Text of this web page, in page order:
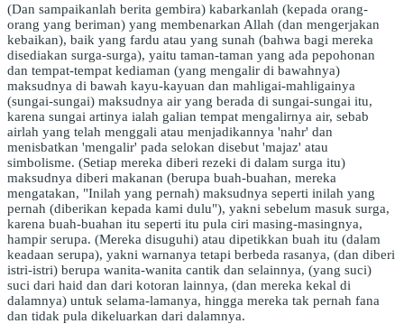
(Dan sampaikanlah berita gembira) kabarkanlah (kepada orang-
orang yang beriman) yang membenarkan Allah (dan mengerjakan
kebaikan), baik yang fardu atau yang sunah (bahwa bagi mereka
disediakan surga-surga), yaitu taman-taman yang ada pepohonan
dan tempat-tempat kediaman (yang mengalir di bawahnya)
maksudnya di bawah kayu-kayuan dan mahligai-mahligainya
(sungai-sungai) maksudnya air yang berada di sungai-sungai itu,
karena sungai artinya ialah galian tempat mengalirnya air, sebab
airlah yang telah menggali atau menjadikannya 'nahr' dan
menisbatkan 'mengalir' pada selokan disebut 'majaz' atau
simbolisme. (Setiap mereka diberi rezeki di dalam surga itu)
maksudnya diberi makanan (berupa buah-buahan, mereka
mengatakan, "Inilah yang pernah) maksudnya seperti inilah yang
pernah (diberikan kepada kami dulu"), yakni sebelum masuk surga,
karena buah-buahan itu seperti itu pula ciri masing-masingnya,
hampir serupa. (Mereka disuguhi) atau dipetikkan buah itu (dalam
keadaan serupa), yakni warnanya tetapi berbeda rasanya, (dan diberi
istri-istri) berupa wanita-wanita cantik dan selainnya, (yang suci)
suci dari haid dan dari kotoran lainnya, (dan mereka kekal di
dalamnya) untuk selama-lamanya, hingga mereka tak pernah fana
dan tidak pula dikeluarkan dari dalamnya.